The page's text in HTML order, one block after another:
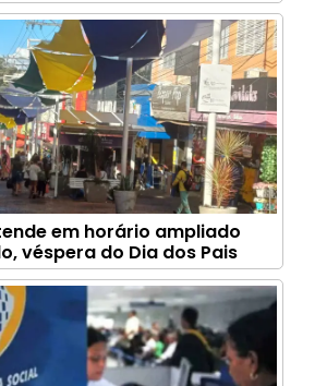
em horário ampliado
véspera do Dia dos Pais